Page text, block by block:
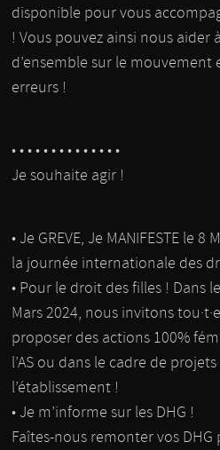
disponible pour vous
! Vous pouvez ainsi nous aider
d’ensemble sur le mouvement
erreurs !
• • • • • • • • • • • • • •
Je souhaite agir !
• Je GREVE, Je MANIFESTE le
la journée internationale des
• Pour le droit des filles ! Dans
Mars 2024, nous invitons
proposer des actions 100%
l’AS ou dans le cadre de
l’établissement !
• Je m’informe sur les DHG !
Faîtes-nous remonter vos